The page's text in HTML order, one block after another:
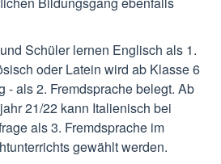
Schüler lernen Englisch als 1.
oder Latein wird ab Klasse 6
- als 2. Fremdsprache belegt. Ab
21/22 kann Italienisch bei
als 3. Fremdsprache im
gewählt werden.